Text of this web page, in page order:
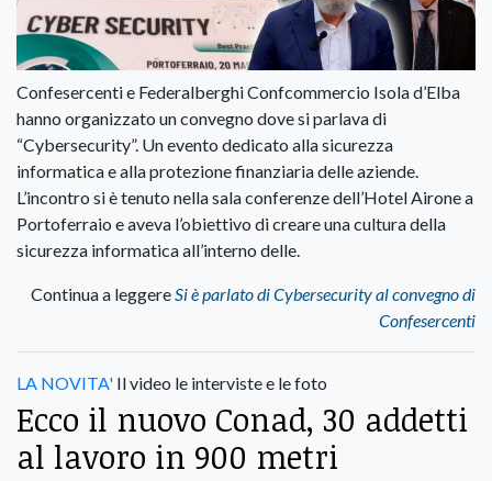
Confesercenti e Federalberghi Confcommercio Isola d’Elba
hanno organizzato un convegno dove si parlava di
“Cybersecurity”. Un evento dedicato alla sicurezza
informatica e alla protezione finanziaria delle aziende.
L’incontro si è tenuto nella sala conferenze dell’Hotel Airone a
Portoferraio e aveva l’obiettivo di creare una cultura della
sicurezza informatica all’interno delle.
Continua a leggereSi è parlato di Cybersecurity al convegno di
Confesercenti
LA NOVITA' Il video le interviste e le foto
Ecco il nuovo Conad, 30 addetti
al lavoro in 900 metri